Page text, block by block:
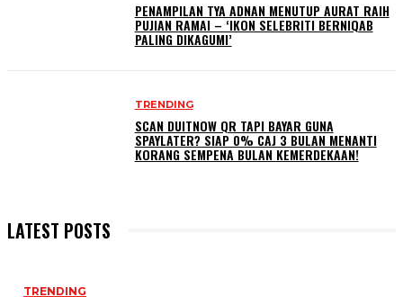
PENAMPILAN TYA ADNAN MENUTUP AURAT RAIH
PUJIAN RAMAI – ‘IKON SELEBRITI BERNIQAB
PALING DIKAGUMI’
TRENDING
SCAN DUITNOW QR TAPI BAYAR GUNA
SPAYLATER? SIAP 0% CAJ 3 BULAN MENANTI
KORANG SEMPENA BULAN KEMERDEKAAN!
LATEST POSTS
TRENDING